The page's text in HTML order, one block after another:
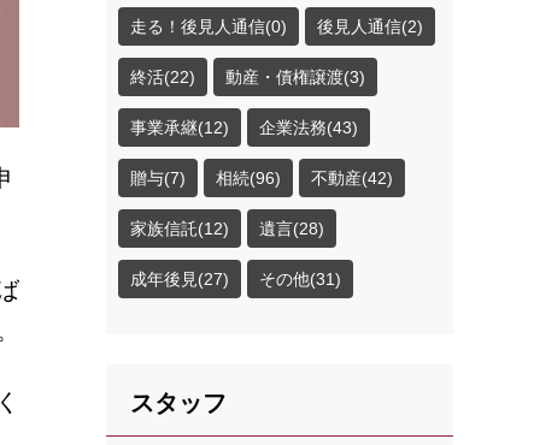
走る！後見人通信(0) 後見人通信(2)
終活(22) 動産・債権譲渡(3)
事業承継(12) 企業法務(43)
贈与(7) 相続(96) 不動産(42)
家族信託(12) 遺言(28)
成年後見(27) その他(31)
スタッフ